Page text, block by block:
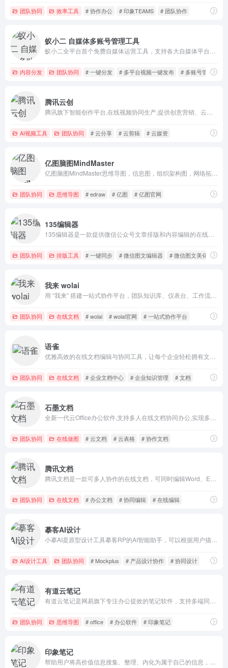
团队协同 效率工具 # 协作办公 # 印象TEAMS # 团队协作
蚁小二 自媒体多账号管理工具
内容分发 团队协同 # 一键分发 # 多平台视频一键发布 # 多账号管理
腾讯云创
AI视频工具 团队协同 # 云分享 # 云剪辑 # 云媒资
亿图脑图MindMaster
团队协同 思维导图 # edraw # 亿图 # 亿图官网
135编辑器
团队协同 排版工具 # 一键同步 # 微信图文编辑器 # 微信图文美化编辑器
我来 wolai
团队协同 在线文档 # wolai # wolai官网 # 一站式协作平台
语雀
团队协同 在线文档 # 企业文档中心 # 企业知识管理 # 文档
石墨文档
团队协同 在线做图 # 云文档 # 云表格 # 协作文档
腾讯文档
团队协同 在线文档 # 办公文档 # 协同编辑 # 在线编辑
摹客AI设计
AI设计工具 团队协同 # Mockplus # 产品设计协作 # 协同设计
有道云笔记
团队协同 思维导图 # office # 办公软件 # 印象笔记
印象笔记